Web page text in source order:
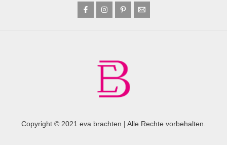
Copyright © 2021 eva brachten | Alle Rechte vorbehalten.